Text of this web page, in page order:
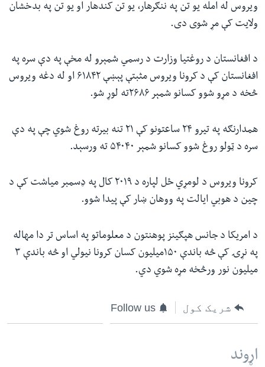
ویروس له امله یو تن په ننګرهار، یو تن کندهار او یو تن په بدخشان
ولایت کې مړ شوی دی.
د افغانستان د روغتیا وزارت د رسمي شمېرو له مخې په دې سره په
افغانستان کې د کرونا ویروس مثبتې پېښې ۶۱۸۴۲ او له دغه ویروس
څخه د مړو شوو کسانو شمېر ۲۶۸۶ته لوړ شو.
همدارنګه په تیرو ۲۴ ساعتونو کې ۲۱ تنه بیرته روغ شوي چې په دې
سره د ټولو روغ شوو کسانو شمېر ۵۴۰۴۰ ته ورسېد.
کرونا ویروس د لومړي ځل لپاره د ۲۰۱۹ کال په ډسمبر میاشت کې د
چین د هوبي ایالت په ووهان ښار کې پيدا شوو.
د امریکا د جانس هپګینز پوهنتون د معلوماتو په اساس تر دا مهاله
په نړۍ کې څه باندې ۱۵۰میلیون کسان کرونا نیولي او څه باندې ۳
میلیون نور ورڅخه مړه شوي دي.
شریک کول Follow us
اړوند